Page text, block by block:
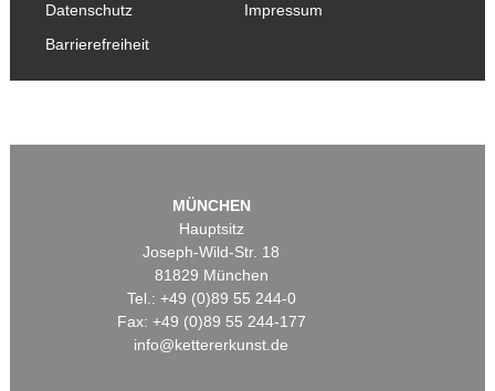
Datenschutz
Impressum
Barrierefreiheit
MÜNCHEN
Hauptsitz
Joseph-Wild-Str. 18
81829 München
Tel.: +49 (0)89 55 244-0
Fax: +49 (0)89 55 244-177
info@kettererkunst.de